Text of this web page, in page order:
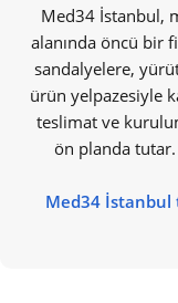
Med34 İstanbul,
alanında öncü bir
sandalyelere,
ürün yelpazesiyle
teslimat ve
ön planda tutar.
Med34 İstanbul